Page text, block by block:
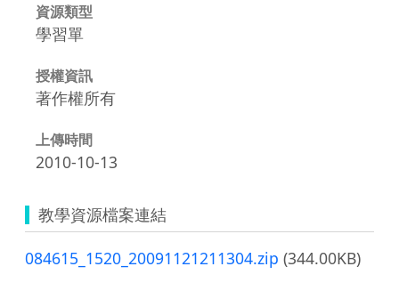
資源類型
學習單
授權資訊
著作權所有
上傳時間
2010-10-13
教學資源檔案連結
084615_1520_20091121211304.zip (344.00KB)